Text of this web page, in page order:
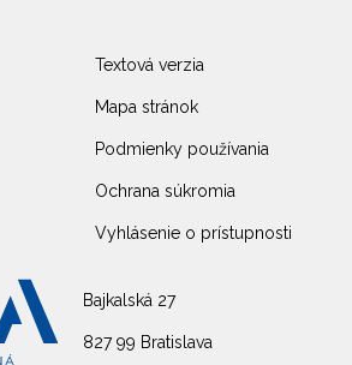
Bajkalská 27
827 99 Bratislava
Textová verzia
Mapa stránok
Podmienky používania
Ochrana súkromia
Vyhlásenie o prístupnosti